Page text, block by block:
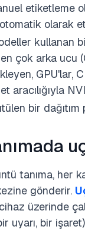
etiketleme
olarak
kullanan
çok arka ucu
GPU'lar,
aracılığıyla
bir dağıtım
tanıma, her
gönderir.
üzerinde
uyarı, bir